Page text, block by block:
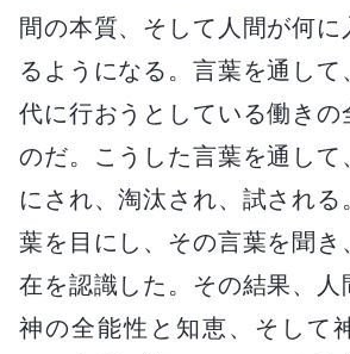
間の本質、そして人間が何に
るようになる。言葉を通し
代に行おうとしている働きの
のだ。こうした言葉を通して
にされ、淘汰され、試され
葉を目にし、その言葉を聞き
在を認識した。その結果、人
神の全能性と知恵、そして